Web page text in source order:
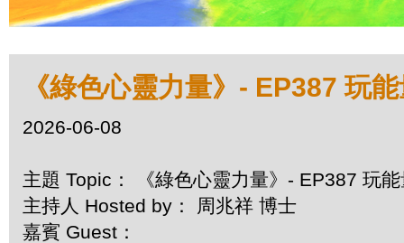
《綠色心靈力量》- EP387 玩
2026-06-08
主題 Topic： 《綠色心靈力量》- EP387 玩
主持人 Hosted by： 周兆祥 博士
嘉賓 Guest：